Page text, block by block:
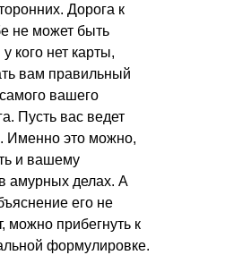
Дорога к
не может быть
кого нет карты,
вам правильный
вашего
Пусть вас ведет
Именно это можно,
и вашему
амурных делах. А
его не
можно прибегнуть к
формулировке.